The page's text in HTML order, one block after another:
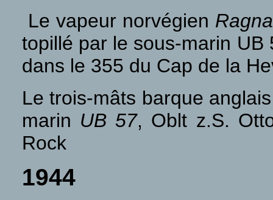
Le vapeur norvégien Ragna
topillé par le sous-marin
dans le 355 du Cap de la
Le trois-mâts barque
marin UB 57, Oblt z.S.
Rock
1944